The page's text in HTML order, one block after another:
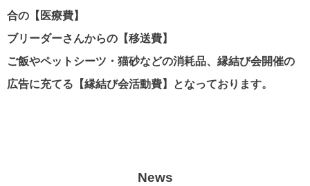
合の【医療費】
ブリーダーさんからの【移送費】
ご飯やペットシーツ・猫砂などの消耗品、縁結び会開催の
広告に充てる【縁結び会活動費】となっております。
News